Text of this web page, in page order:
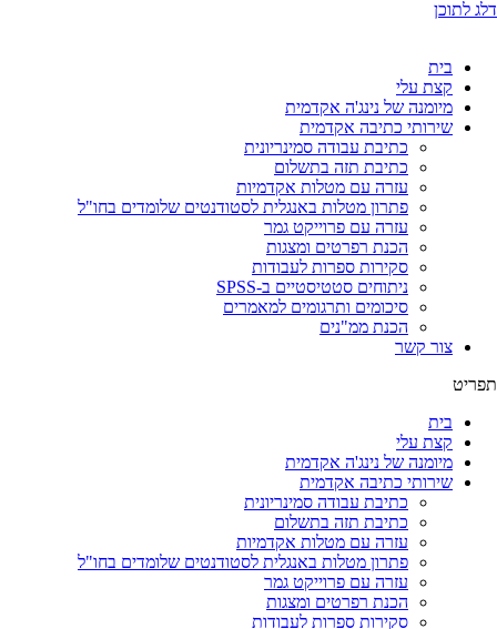
דלג לתוכן
בית
קצת עלי
מיומנה של נינג'ה אקדמית
שירותי כתיבה אקדמית
כתיבת עבודה סמינריונית
כתיבת תזה בתשלום
עזרה עם מטלות אקדמיות
פתרון מטלות באנגלית לסטודנטים שלומדים בחו"ל
עזרה עם פרוייקט גמר
הכנת רפרטים ומצגות
סקירות ספרות לעבודות
ניתוחים סטטיסטיים ב-SPSS
סיכומים ותרגומים למאמרים
הכנת ממ"נים
צור קשר
תפריט
בית
קצת עלי
מיומנה של נינג'ה אקדמית
שירותי כתיבה אקדמית
כתיבת עבודה סמינריונית
כתיבת תזה בתשלום
עזרה עם מטלות אקדמיות
פתרון מטלות באנגלית לסטודנטים שלומדים בחו"ל
עזרה עם פרוייקט גמר
הכנת רפרטים ומצגות
סקירות ספרות לעבודות